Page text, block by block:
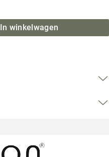
Alle
In winkelwagen